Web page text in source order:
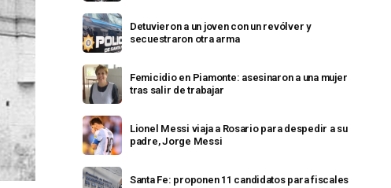
Detuvieron a un joven con un revólver y
secuestraron otra arma
Femicidio en Piamonte: asesinaron a una mujer
tras salir de trabajar
Lionel Messi viaja a Rosario para despedir a su
padre, Jorge Messi
Santa Fe: proponen 11 candidatos para fiscales